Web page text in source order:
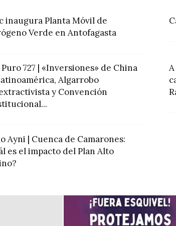
inaugura Planta Móvil de
Verde en Antofagasta
727 | «Inversiones» de China
Algarrobo
y Convención
Ayni | Cuenca de Camarones:
es el impacto del Plan Alto